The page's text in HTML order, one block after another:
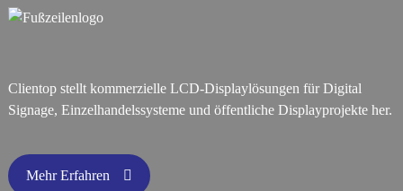
Clientop stellt kommerzielle LCD-Displaylösungen für Digital
Signage, Einzelhandelssysteme und öffentliche Displayprojekte her.
Mehr Erfahren